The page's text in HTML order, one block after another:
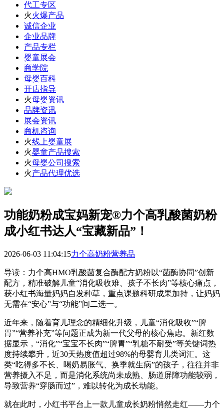
代工专区
火火爆产品
诚信企业
企业品牌
产品专栏
婴童展会
商学院
母婴百科
开店指导
火母婴资讯
品牌资讯
展会资讯
商机咨询
火线上婴童展
火婴童产品搜索
火母婴公司搜索
火产品代理优选
功能奶粉成宝妈新宠®力个高乳酸菌奶粉
成小红书达人“宝藏新品”！
2026-06-03 11:04:15力个高奶粉营养品
导读：力个高HMO乳酸菌复合酶配方奶粉以“菌酶协同”创新
配方，精准破解儿童“消化吸收难、孩子不长肉”等核心痛点，
获小红书海量妈妈自发种草，重点课题科研成果加持，让妈妈
无需在“安心”与“功能”间二选一。
近年来，随着育儿理念的精细化升级，儿童“消化吸收”“脾
胃”“营养补充”等问题正成为新一代父母的核心焦虑。新红数
据显示，“消化”“宝宝不长肉”“脾胃”“乳糖不耐受”等关键词热
度持续攀升，近30天热度值超过98%的母婴育儿类词汇。这
类“吃得多不长、喝奶易胀气、换季就生病”的孩子，往往并非
营养摄入不足，而是消化系统尚未成熟、肠道屏障功能较弱，
导致营养“穿肠而过”，难以转化为成长动能。
就在此时，小红书平台上一款儿童成长奶粉悄然走红——力个